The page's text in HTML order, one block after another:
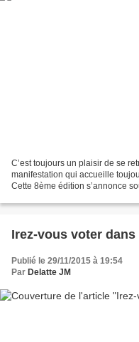
C’est toujours un plaisir de se
manifestation qui accueille
Cette 8ème édition s’annonce
Irez-vous voter dans
Publié le 29/11/2015 à 19:54
Par Delatte JM